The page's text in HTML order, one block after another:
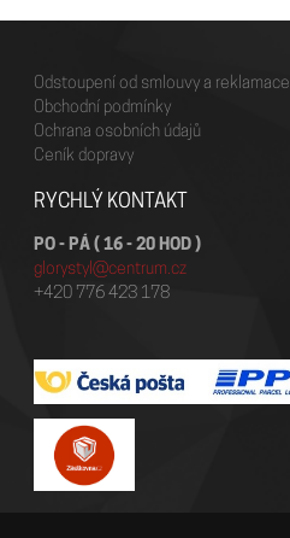
Odstoupení od smlouvy a reklamace
Obchodní podmínky
Ochrana osobních údajů
Ceník dopravy
RYCHLÝ KONTAKT
PO - PÁ ( 16 - 20 HOD )
glorystyl@centrum.cz
+420 776 423 178